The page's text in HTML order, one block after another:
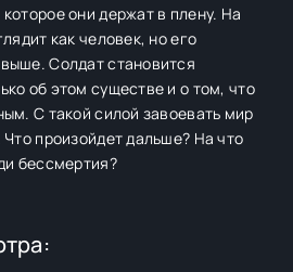
они держат в плену. На
как человек, но его
Солдат становится
об этом существе и о том, что
С такой силой завоевать мир
произойдет дальше? На что
бессмертия?